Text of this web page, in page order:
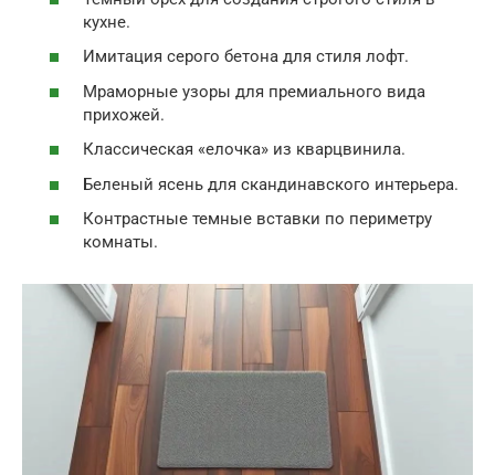
кухне.
Имитация серого бетона для стиля лофт.
Мраморные узоры для премиального вида
прихожей.
Классическая «елочка» из кварцвинила.
Беленый ясень для скандинавского интерьера.
Контрастные темные вставки по периметру
комнаты.